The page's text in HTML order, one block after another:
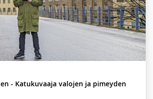
- Katukuvaaja valojen ja pimeyden